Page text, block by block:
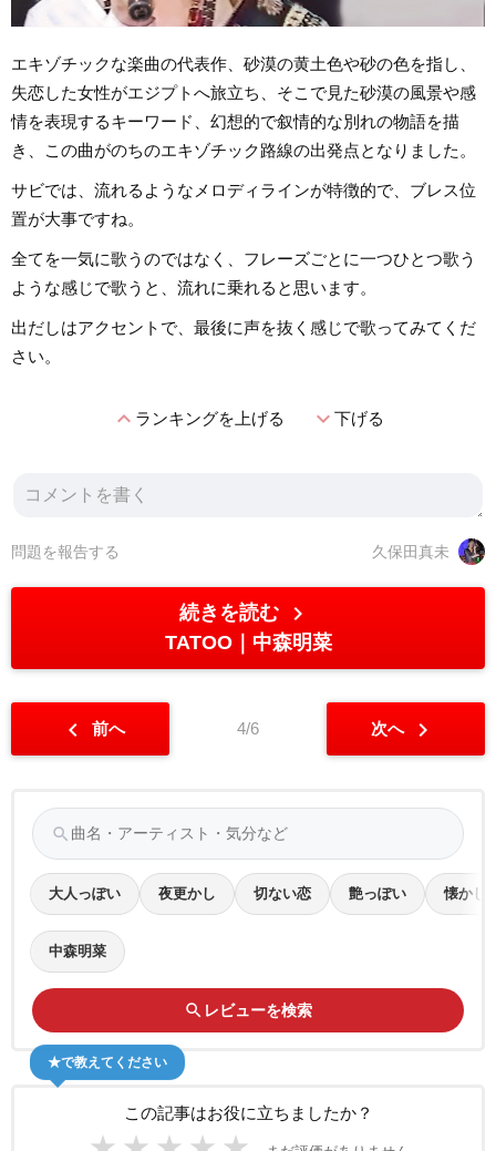
エキゾチックな楽曲の代表作、砂漠の黄土色や砂の色を指し、
失恋した女性がエジプトへ旅立ち、そこで見た砂漠の風景や感
情を表現するキーワード、幻想的で叙情的な別れの物語を描
き、この曲がのちのエキゾチック路線の出発点となりました。
サビでは、流れるようなメロディラインが特徴的で、ブレス位
置が大事ですね。
全てを一気に歌うのではなく、フレーズごとに一つひとつ歌う
ような感じで歌うと、流れに乗れると思います。
出だしはアクセントで、最後に声を抜く感じで歌ってみてくだ
さい。
expand_lessランキングを上げる expand_more下げる
久保田真未
問題を報告する
続きを読む chevron_right
TATOO 中森明菜
chevron_left 前へ 4/6 次へ chevron_right
search
大人っぽい 夜更かし 切ない恋 艶っぽい 懐かし
中森明菜
search レビューを検索
この記事はお役に立ちましたか？
★で教えてください